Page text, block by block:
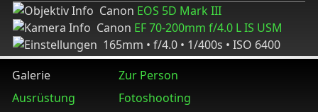
Canon EOS 5D Mark III
Canon EF 70-200mm f/4.0 L IS USM
165mm • f/4.0 • 1/400s • ISO 6400
Galerie
Zur Person
Ausrüstung
Fotoshooting